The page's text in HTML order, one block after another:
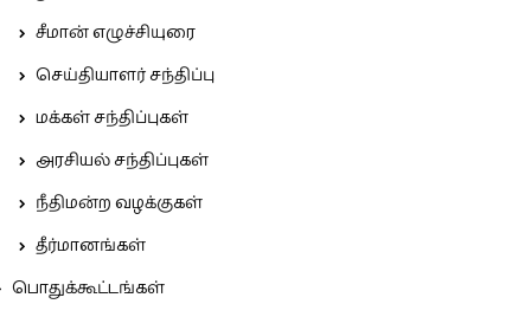
சீமான் எழுச்சியுரை
செய்தியாளர் சந்திப்பு
மக்கள் சந்திப்புகள்
அரசியல் சந்திப்புகள்
நீதிமன்ற வழக்குகள்
தீர்மானங்கள்
பொதுக்கூட்டங்கள்